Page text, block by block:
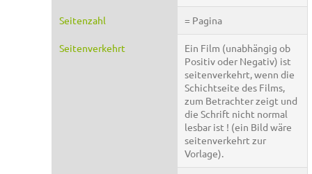
Seitenzahl = Pagina
Seitenverkehrt
Ein Film (unabhängig ob
Positiv oder Negativ) ist
seitenverkehrt, wenn die
Schichtseite des Films,
zum Betrachter zeigt und
die Schrift nicht normal
lesbar ist ! (ein Bild wäre
seitenverkehrt zur
Vorlage).